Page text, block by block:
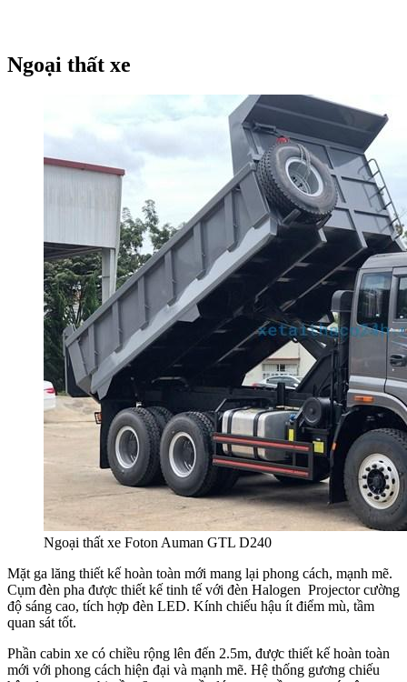
Ngoại thất xe
Ngoại thất xe Foton Auman GTL D240
Mặt ga lăng thiết kế hoàn toàn mới mang lại phong cách, mạnh mẽ.
Cụm đèn pha được thiết kế tinh tế với đèn Halogen Projector cường
độ sáng cao, tích hợp đèn LED. Kính chiếu hậu ít điểm mù, tầm
quan sát tốt.
Phần cabin xe có chiều rộng lên đến 2.5m, được thiết kế hoàn toàn
mới với phong cách hiện đại và mạnh mẽ. Hệ thống gương chiếu